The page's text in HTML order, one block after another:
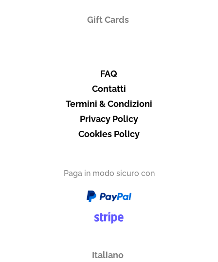
Vuoi ricevere i tuoi prodotti in
Italia
Subtotale0,00 €
Totale0.00€
Gift Cards
FAQ
Contatti
Termini & Condizioni
Privacy Policy
Cookies Policy
Paga in modo sicuro con
Italiano